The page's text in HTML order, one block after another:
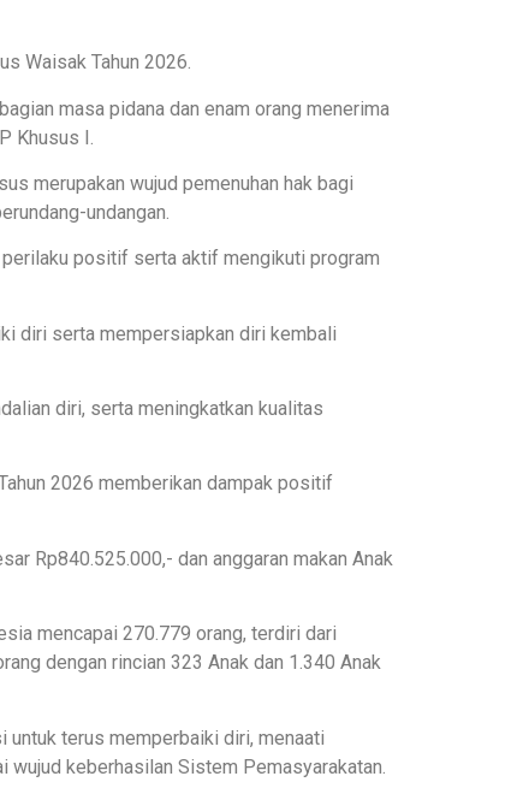
Waisak Tahun 2026.
masa pidana dan enam orang menerima
Khusus I.
merupakan wujud pemenuhan hak bagi
undangan.
perilaku positif serta aktif mengikuti program
diri serta mempersiapkan diri kembali
diri, serta meningkatkan kualitas
2026 memberikan dampak positif
Rp840.525.000,- dan anggaran makan Anak
mencapai 270.779 orang, terdiri dari
dengan rincian 323 Anak dan 1.340 Anak
untuk terus memperbaiki diri, menaati
keberhasilan Sistem Pemasyarakatan.